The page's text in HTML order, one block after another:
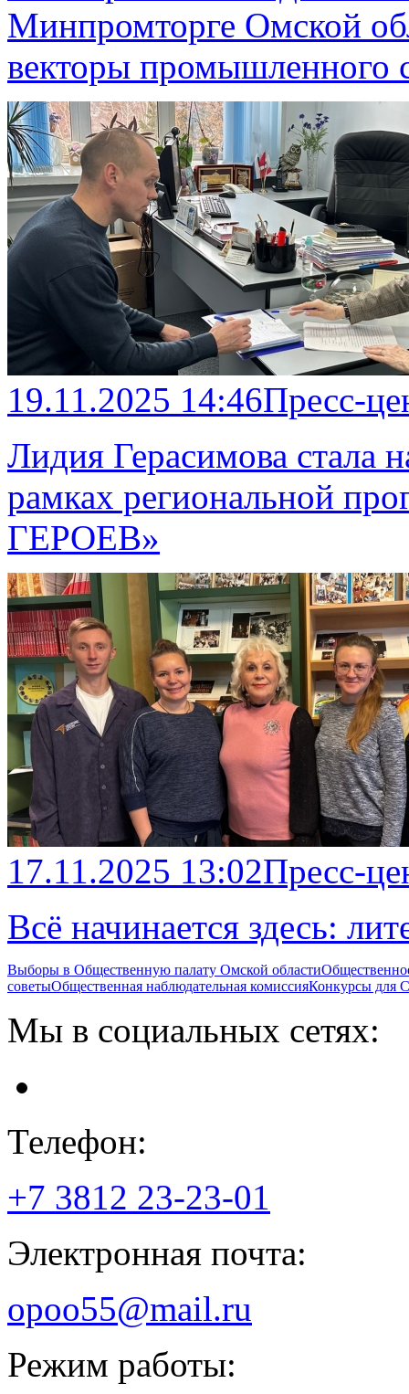
Минпромторге Омской
векторы промышленного
19.11.2025 14:46Пресс-
Лидия Герасимова стала
рамках региональной
ГЕРОЕВ»
17.11.2025 13:02Пресс-
Всё начинается здесь:
Выборы в Общественную палату Омской области
советыОбщественная наблюдательная комиссияКонкурсы
Мы в социальных сетях:
Телефон:
+7 3812 23-23-01
Электронная почта:
opoo55@mail.ru
Режим работы: